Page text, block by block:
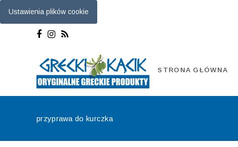
Ustawienia plików cookie
STRONA GŁÓWNA
przyprawa do kurczka